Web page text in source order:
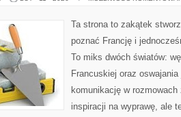
Ta strona to zakątek
poznać Francję i
To miks dwóch światów:
Francuskiej oraz
komunikację w
inspiracji na wyprawę, ale